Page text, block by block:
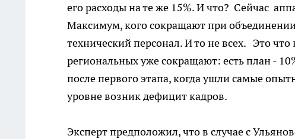
его расходы на те же 15%. И что? Сейчас
Максимум, кого сокращают при
технический персонал. И то не всех. Это
региональных уже сокращают: есть план -
после первого этапа, когда ушли самые
уровне возник дефицит кадров.
Эксперт предположил, что в случае с